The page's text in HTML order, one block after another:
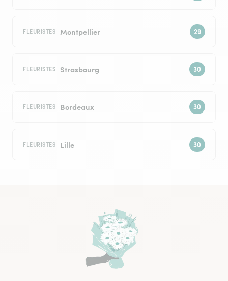
FLEURISTES Montpellier
FLEURISTES Strasbourg
FLEURISTES Bordeaux
FLEURISTES Lille